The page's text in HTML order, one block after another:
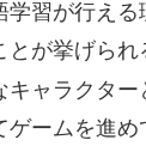
習が行える
とが挙げら
ャラクタ
ームを進